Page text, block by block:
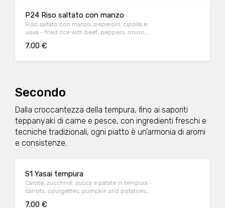
P24 Riso saltato con manzo
Riso saltato con manzo, peperoni, cipolla e
uova - fried rice with beef, peppers, onion
7.00 €
Secondo
Dalla croccantezza della tempura, fino ai saporiti
teppanyaki di carne e pesce, con ingredienti freschi e
tecniche tradizionali, ogni piatto è un’armonia di aromi
e consistenze.
S1 Yasai tempura
Carote, zucchine, zucca e patate in tempura -
carrots, courgettes, pumpkin and potatoes
7.00 €